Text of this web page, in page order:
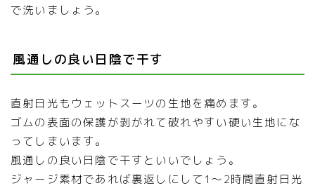
で洗いましょう。
風通しの良い日陰で干す
直射日光もウェットスーツの生地を痛めます。
ゴムの表面の保護が剥がれて破れやすい硬い生地にな
ってしまいます。
風通しの良い日陰で干すといいでしょう。
ジャージ素材であれば裏返しにして1〜2時間直射日光